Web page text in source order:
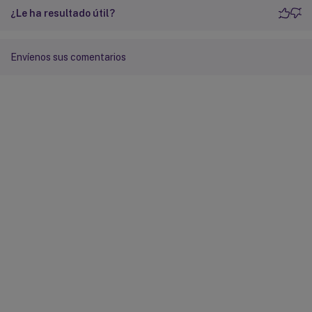
¿Le ha resultado útil?
Envíenos sus comentarios